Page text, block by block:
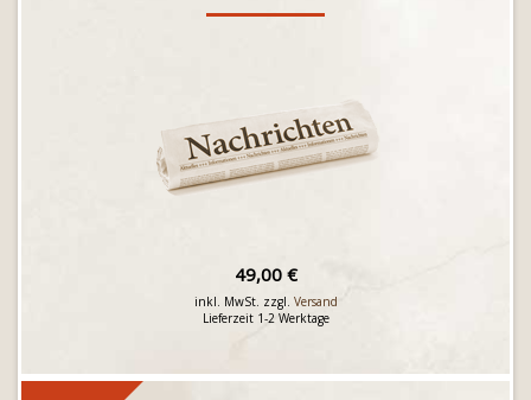
49,00 €
inkl. MwSt. zzgl. Versand
Lieferzeit 1-2 Werktage